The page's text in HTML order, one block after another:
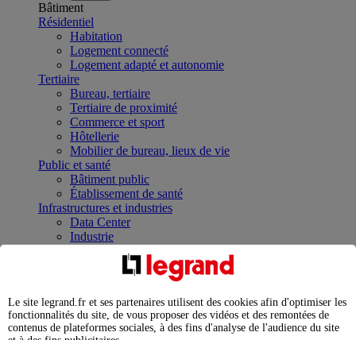
Bâtiment
Résidentiel
Habitation
Logement connecté
Logement adapté et autonomie
Tertiaire
Bureau, tertiaire
Tertiaire de proximité
Commerce et sport
Hôtellerie
Mobilier de bureau, lieux de vie
Public et santé
Bâtiment public
Établissement de santé
Infrastructures et industries
Data Center
Industrie
Infrastructures
Contrôler et planifier le fonctionnement des appareils
Répartir et optimiser son tableau électrique
Legrand Data Center Solutions : concentrer les
expertises au service de vos performances
Le site legrand.fr et ses partenaires utilisent des cookies afin d'optimiser les
fonctionnalités du site, de vous proposer des vidéos et des remontées de
contenus de plateformes sociales, à des fins d'analyse de l'audience du site